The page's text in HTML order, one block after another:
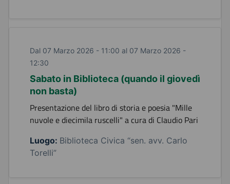
Dal 07 Marzo 2026 - 11:00 al 07 Marzo 2026 -
12:30
Sabato in Biblioteca (quando il giovedì
non basta)
Presentazione del libro di storia e poesia "Mille
nuvole e diecimila ruscelli" a cura di Claudio Pari
Luogo: Biblioteca Civica “sen. avv. Carlo
Torelli”